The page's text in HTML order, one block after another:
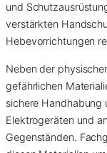
und
verstärkten
Hebevorrichtungen
Neben der
gefährlichen
sichere Handhabung
Elektrogeräten und
Gegenständen.